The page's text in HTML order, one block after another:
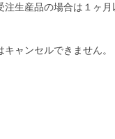
生産品の場合は１ヶ月
ャンセルできません。